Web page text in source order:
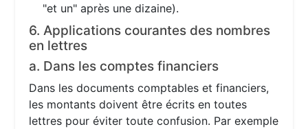
"et un" après une dizaine).
6. Applications courantes des nombres
en lettres
a. Dans les comptes financiers
Dans les documents comptables et financiers,
les montants doivent être écrits en toutes
lettres pour éviter toute confusion. Par exemple